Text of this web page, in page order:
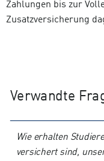
Zahlungen bis zur
Zusatzversicherung
Verwandte
Wie erhalten
versichert sind,